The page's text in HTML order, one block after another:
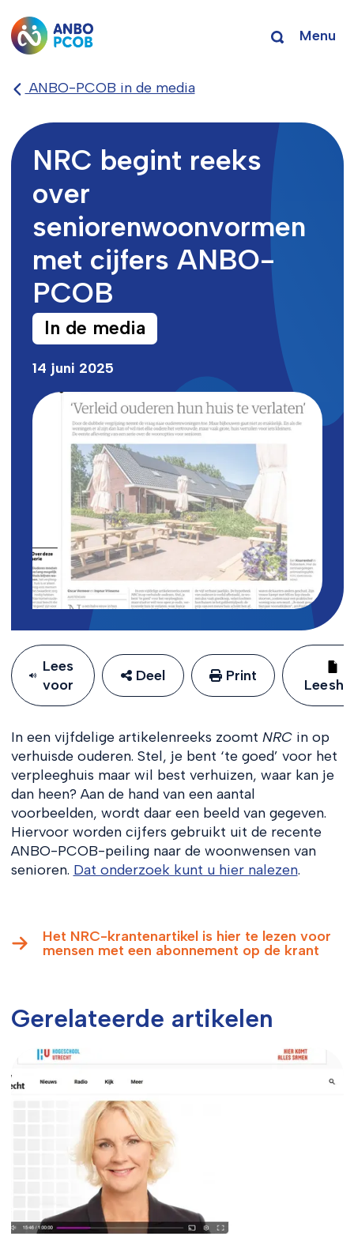
Menu
ANBO-PCOB in de media
NRC begint reeks
over
seniorenwoonvormen
met cijfers ANBO-
PCOB
In de media
14 juni 2025
Lees
voor
Deel Print
In een vijfdelige artikelenreeks zoomt NRCin op
verhuisde ouderen. Stel, je bent ‘te goed’ voor het
verpleeghuis maar wil best verhuizen, waar kan je
dan heen? Aan de hand van een aantal
voorbeelden, wordt daar een beeld van gegeven.
Hiervoor worden cijfers gebruikt uit de recente
ANBO-PCOB-peiling naar de woonwensen van
senioren. Dat onderzoek kunt u hier nalezen.
Het NRC-krantenartikel is hier te lezen voor
mensen met een abonnement op de krant
Gerelateerde artikelen